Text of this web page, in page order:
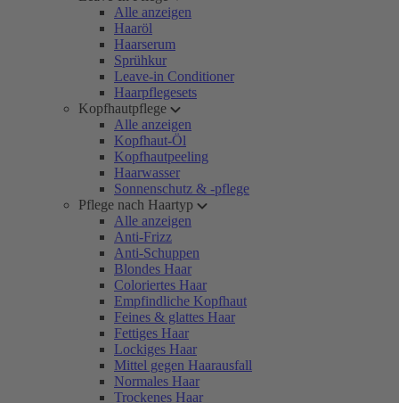
Alle anzeigen
Haaröl
Haarserum
Sprühkur
Leave-in Conditioner
Haarpflegesets
Kopfhautpflege
Alle anzeigen
Kopfhaut-Öl
Kopfhautpeeling
Haarwasser
Sonnenschutz & -pflege
Pflege nach Haartyp
Alle anzeigen
Anti-Frizz
Anti-Schuppen
Blondes Haar
Coloriertes Haar
Empfindliche Kopfhaut
Feines & glattes Haar
Fettiges Haar
Lockiges Haar
Mittel gegen Haarausfall
Normales Haar
Trockenes Haar